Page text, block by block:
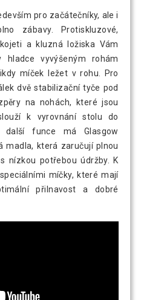
pro začátečníky, ale i
zábavy. Protiskluzové,
a kluzná ložiska Vám
hladce vyvýšeným rohám
míček ležet v rohu. Pro
dvě stabilizační tyče pod
na nohách, které jsou
k vyrovnání stolu do
další funce má Glasgow
madla, která zaručují plnou
nízkou potřebou údržby. K
míčky, které mají
přilnavost a dobré